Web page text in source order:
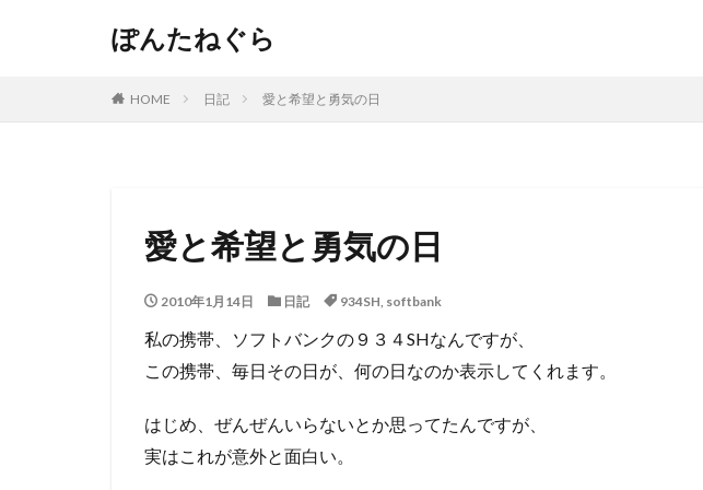
ぽんたねぐら
HOME 日記 愛と希望と勇気の日
愛と希望と勇気の日
2010年1月14日 日記 934SH, softbank
私の携帯、ソフトバンクの９３４SHなんですが、
この携帯、毎日その日が、何の日なのか表示してくれます。
はじめ、ぜんぜんいらないとか思ってたんですが、
実はこれが意外と面白い。